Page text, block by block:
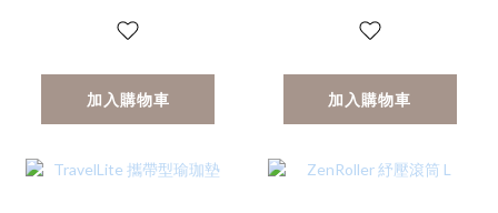
加入購物車 加入購物車